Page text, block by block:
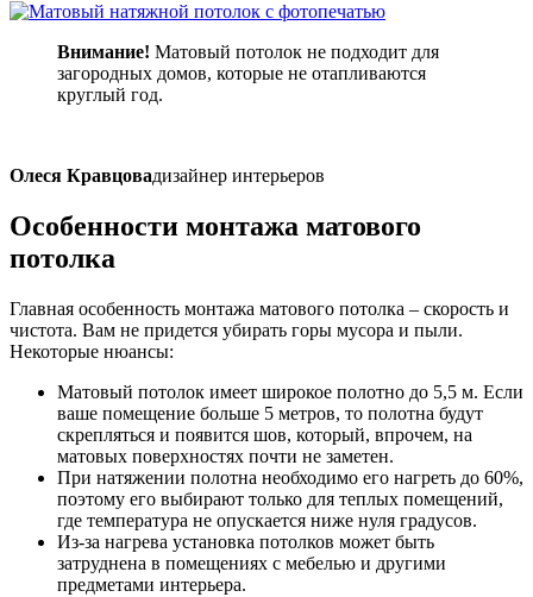
Внимание! Матовый потолок не подходит для
загородных домов, которые не отапливаются
круглый год.
Олеся Кравцовадизайнер интерьеров
Особенности монтажа матового
потолка
Главная особенность монтажа матового потолка – скорость и
чистота. Вам не придется убирать горы мусора и пыли.
Некоторые нюансы:
Матовый потолок имеет широкое полотно до 5,5 м. Если
ваше помещение больше 5 метров, то полотна будут
скрепляться и появится шов, который, впрочем, на
матовых поверхностях почти не заметен.
При натяжении полотна необходимо его нагреть до 60%,
поэтому его выбирают только для теплых помещений,
где температура не опускается ниже нуля градусов.
Из-за нагрева установка потолков может быть
затруднена в помещениях с мебелью и другими
предметами интерьера.